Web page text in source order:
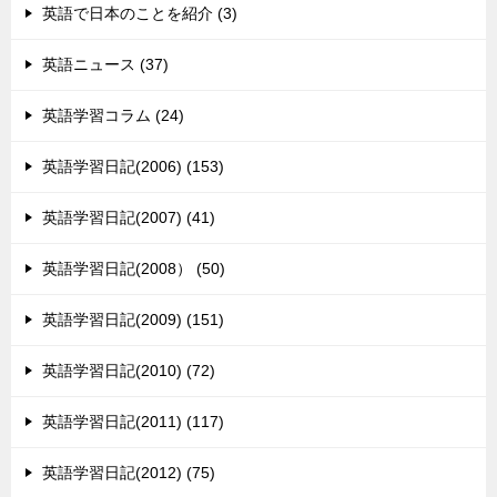
英語で日本のことを紹介 (3)
英語ニュース (37)
英語学習コラム (24)
英語学習日記(2006) (153)
英語学習日記(2007) (41)
英語学習日記(2008） (50)
英語学習日記(2009) (151)
英語学習日記(2010) (72)
英語学習日記(2011) (117)
英語学習日記(2012) (75)